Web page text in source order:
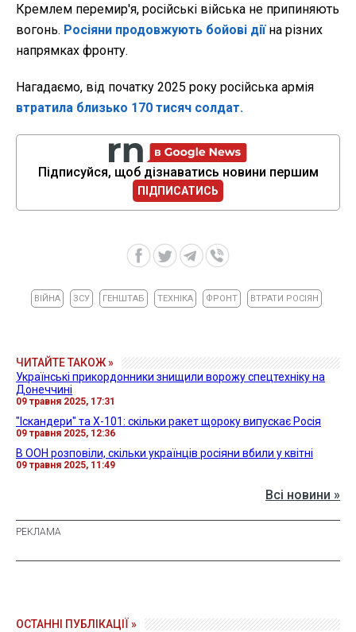
Кремлем перемир'я, російські війська не припиняють
вогонь. Росіяни продовжують бойові діїна різних
напрямках фронту.
Нагадаємо, від початку 2025 року російська армія
втратила близько 170 тисяч солдат.
Підписуйся, щоб дізнаватись новини першим
ПІДПИСАТИСЬ
ВІЙНА ЗСУ ГЕНШТАБ ТЕХНІКА ФРОНТ ВТРАТИ РОСІЯН
ЧИТАЙТЕ ТАКОЖ »
Українські прикордонники знищили ворожу спецтехніку на
Донеччині
09 травня 2025, 17:31
"Іскандери" та Х-101: скільки ракет щороку випускає Росія
09 травня 2025, 12:36
В ООН розповіли, скільки українців росіяни вбили у квітні
09 травня 2025, 11:49
Всі новини »
ОСТАННІ ПУБЛІКАЦІЇ »